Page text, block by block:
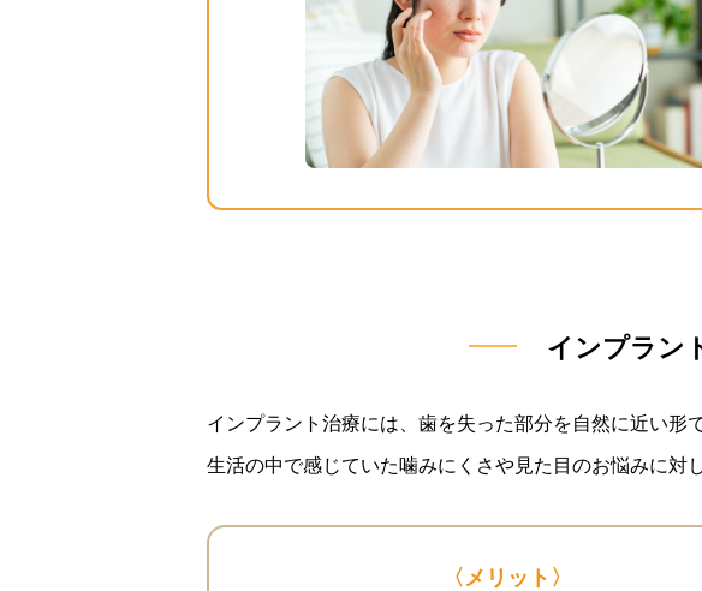
インプラン
インプラント治療には、歯を失った部分を自然に近い形
生活の中で感じていた噛みにくさや見た目のお悩みに対
〈メリット〉